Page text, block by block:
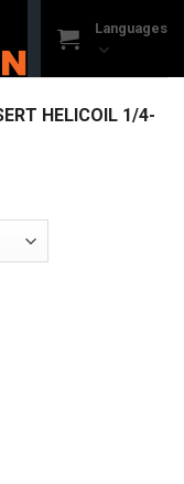
Languages
HELICOIL 1/4-